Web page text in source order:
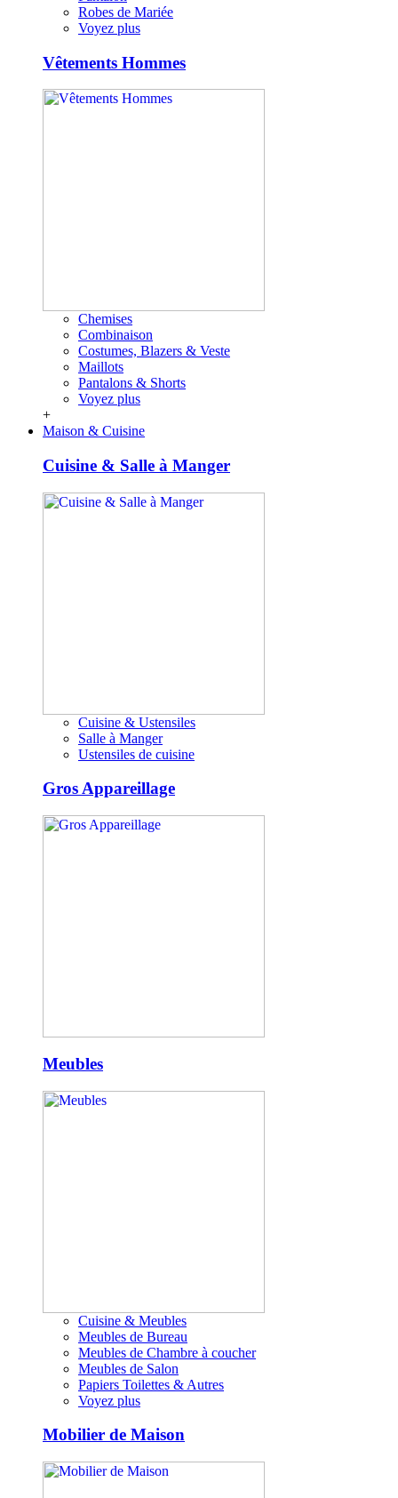
Robes de Mariée
Voyez plus
Vêtements Hommes
Chemises
Combinaison
Costumes, Blazers & Veste
Maillots
Pantalons & Shorts
Voyez plus
+
Maison & Cuisine
Cuisine & Salle à Manger
Cuisine & Ustensiles
Salle à Manger
Ustensiles de cuisine
Gros Appareillage
Meubles
Cuisine & Meubles
Meubles de Bureau
Meubles de Chambre à coucher
Meubles de Salon
Papiers Toilettes & Autres
Voyez plus
Mobilier de Maison